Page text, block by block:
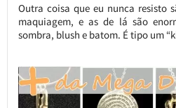
Outra coisa que eu nunca resisto
maquiagem, e as de lá são
sombra, blush e batom. É tipo um